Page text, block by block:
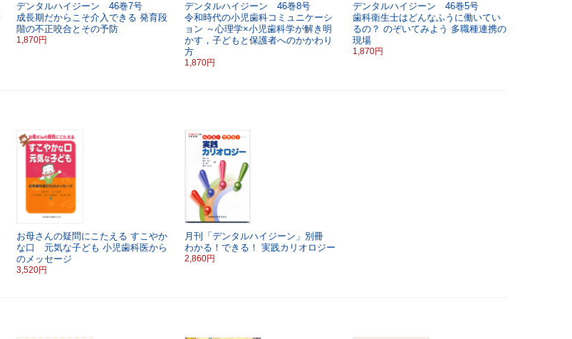
デンタルハイジーン 46巻7号
成長期だからこそ介入できる 発育段
階の不正咬合とその予防
1,870円
デンタルハイジーン 46巻8号
令和時代の小児歯科コミュニケーシ
ョン ～心理学×小児歯科学が解き明
かす，子どもと保護者へのかかわり
方
1,870円
デンタルハイジーン 46巻5号
歯科衛生士はどんなふうに働いてい
るの？ のぞいてみよう 多職種連携の
現場
1,870円
お母さんの疑問にこたえる すこやか
な口 元気な子ども 小児歯科医から
のメッセージ
3,520円
月刊「デンタルハイジーン」別冊
わかる！できる！ 実践カリオロジー
2,860円